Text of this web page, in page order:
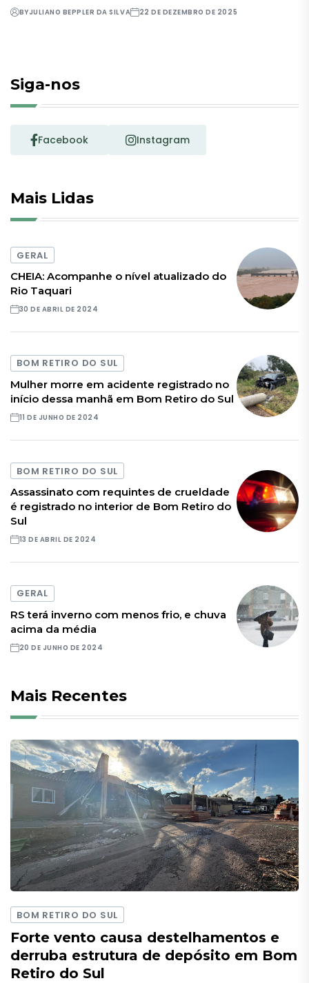
BYJULIANO BEPPLER DA SILVA 22 DE DEZEMBRO DE 2025
Siga-nos
Facebook Instagram
Mais Lidas
GERAL
CHEIA: Acompanhe o nível atualizado do
Rio Taquari
30 DE ABRIL DE 2024
BOM RETIRO DO SUL
Mulher morre em acidente registrado no
início dessa manhã em Bom Retiro do Sul
11 DE JUNHO DE 2024
BOM RETIRO DO SUL
Assassinato com requintes de crueldade
é registrado no interior de Bom Retiro do
Sul
13 DE ABRIL DE 2024
GERAL
RS terá inverno com menos frio, e chuva
acima da média
20 DE JUNHO DE 2024
Mais Recentes
BOM RETIRO DO SUL
Forte vento causa destelhamentos e
derruba estrutura de depósito em Bom
Retiro do Sul